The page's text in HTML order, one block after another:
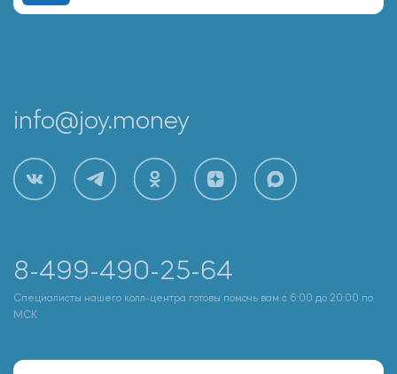
info@joy.money
8-499-490-25-64
Специалисты нашего колл-центра готовы помочь вам с 6:00 до 20:00 по
МСК